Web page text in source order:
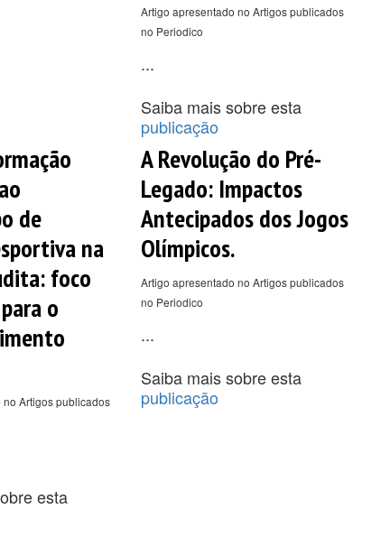
Artigo apresentado no Artigos publicados
no Periodico
...
Saiba mais sobre esta
publicação
de
na
foco
o
Artigos publicados
esta
A Revolução do Pré-
Legado: Impactos
Antecipados dos Jogos
Olímpicos.
Artigo apresentado no Artigos publicados
no Periodico
...
Saiba mais sobre esta
publicação